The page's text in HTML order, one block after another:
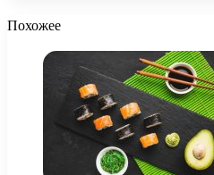
Похожее